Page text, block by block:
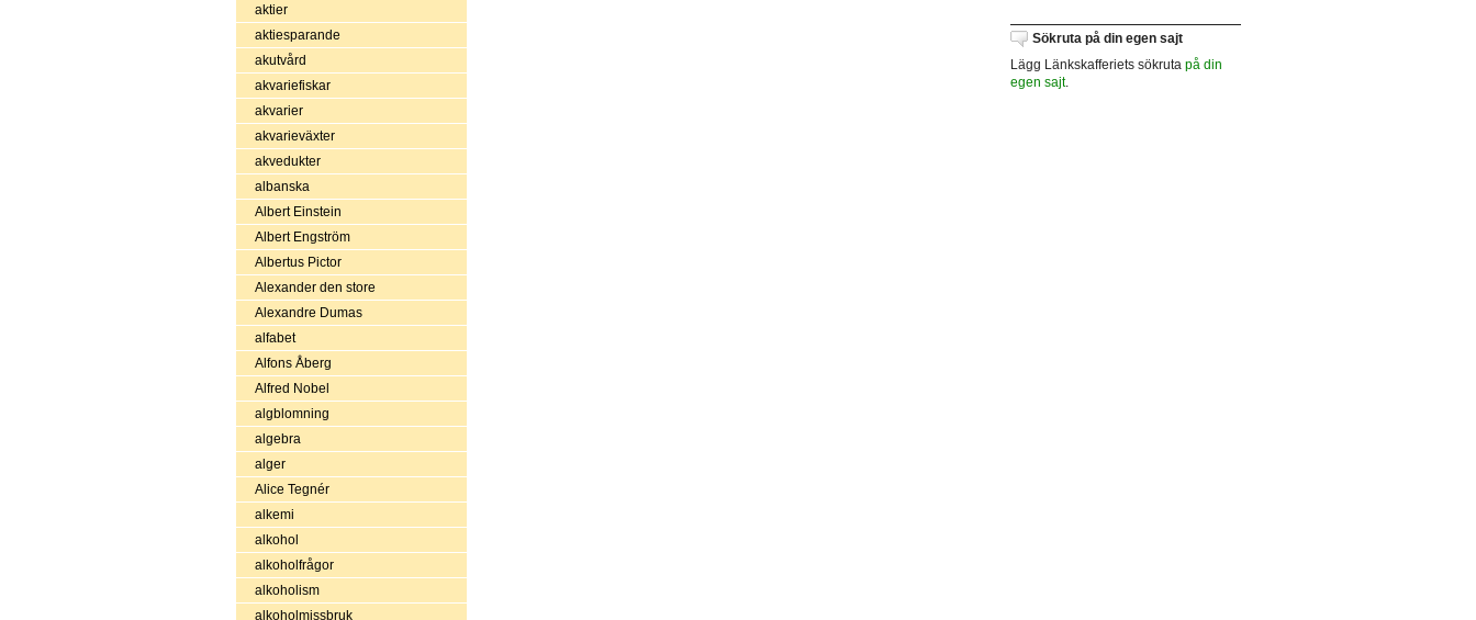
aktier
aktiesparande
akutvård
akvariefiskar
akvarier
akvarieväxter
akvedukter
albanska
Albert Einstein
Albert Engström
Albertus Pictor
Alexander den store
Alexandre Dumas
alfabet
Alfons Åberg
Alfred Nobel
algblomning
algebra
alger
Alice Tegnér
alkemi
alkohol
alkoholfrågor
alkoholism
alkoholmissbruk
Sökruta på din egen sajt
Lägg Länkskafferiets sökruta på din
egen sajt.